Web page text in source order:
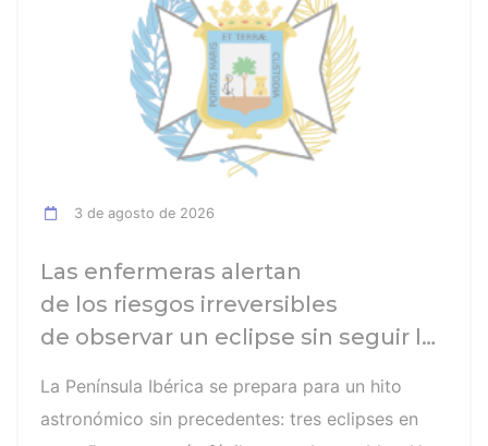
3 de agosto de 2026
Las enfermeras alertan
de los riesgos irreversibles
de observar un eclipse sin seguir las
solar es el mayor de los peligros
La Península Ibérica se prepara para un hito
astronómico sin precedentes: tres eclipses en